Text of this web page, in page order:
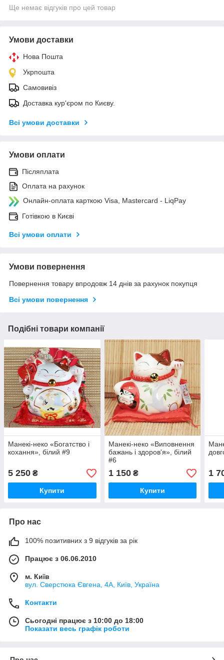
Ще немає відгуків про цей товар
Умови доставки
Нова Пошта
Укрпошта
Самовивіз
Доставка кур'єром по Києву.
Всі умови доставки
Умови оплати
Післяплата
Оплата на рахунок
Онлайн-оплата карткою Visa, Mastercard - LiqPay
Готівкою в Києві
Всі умови оплати
Умови повернення
Повернення товару впродовж 14 днів за рахунок покупця
Всі умови повернення
Подібні товари компанії
Манекі-неко «Богатство і
кохання», білий #9
5 250 ₴
Купити
Манекі-неко «Виповнення
бажань і здоров'я», білий
#6
1 150₴
Купити
1
Про нас
100% позитивних з 9 відгуків за рік
Працює з 06.06.2010
м. Київ
вул. Сверстюка Євгена, 4А, Київ, Україна
Контакти
Сьогодні працює з 10:00 до 18:00
Показати весь графік роботи